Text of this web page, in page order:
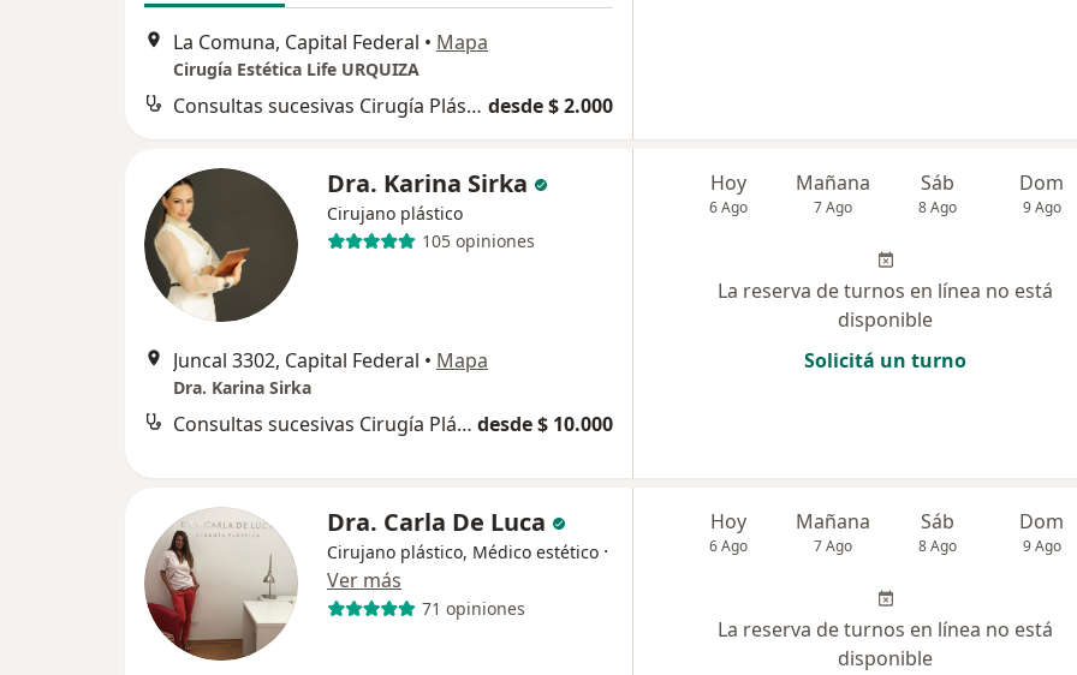
La Comuna, Capital Federal • Mapa
Cirugía Estética Life URQUIZA
Consultas sucesivas Cirugía Plástica, Estética y Reparadora desde $ 2.000
Dra. Karina Sirka
Cirujano plástico
105 opiniones
Juncal 3302, Capital Federal • Mapa
Dra. Karina Sirka
Consultas sucesivas Cirugía Plástica, Estética y Reparadora desde $ 10.000
Hoy
6 Ago
Mañana
7 Ago
Sáb
8 Ago
Dom
9 Ago
La reserva de turnos en línea no está
disponible
Solicitá un turno
Dra. Carla De Luca
Cirujano plástico, Médico estético ·
Ver más
71 opiniones
Hoy
6 Ago
Mañana
7 Ago
Sáb
8 Ago
Dom
9 Ago
La reserva de turnos en línea no está
disponible